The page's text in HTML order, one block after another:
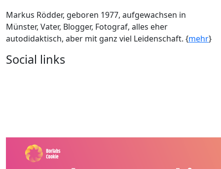
Markus Rödder, geboren 1977, aufgewachsen in
Münster, Vater, Blogger, Fotograf, alles eher
autodidaktisch, aber mit ganz viel Leidenschaft. {mehr}
Social links